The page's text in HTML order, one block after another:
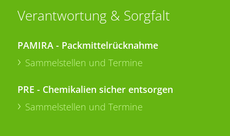
Verantwortung & Sorgfalt
PAMIRA - Packmittelrücknahme
Sammelstellen und Termine
PRE - Chemikalien sicher entsorgen
Sammelstellen und Termine